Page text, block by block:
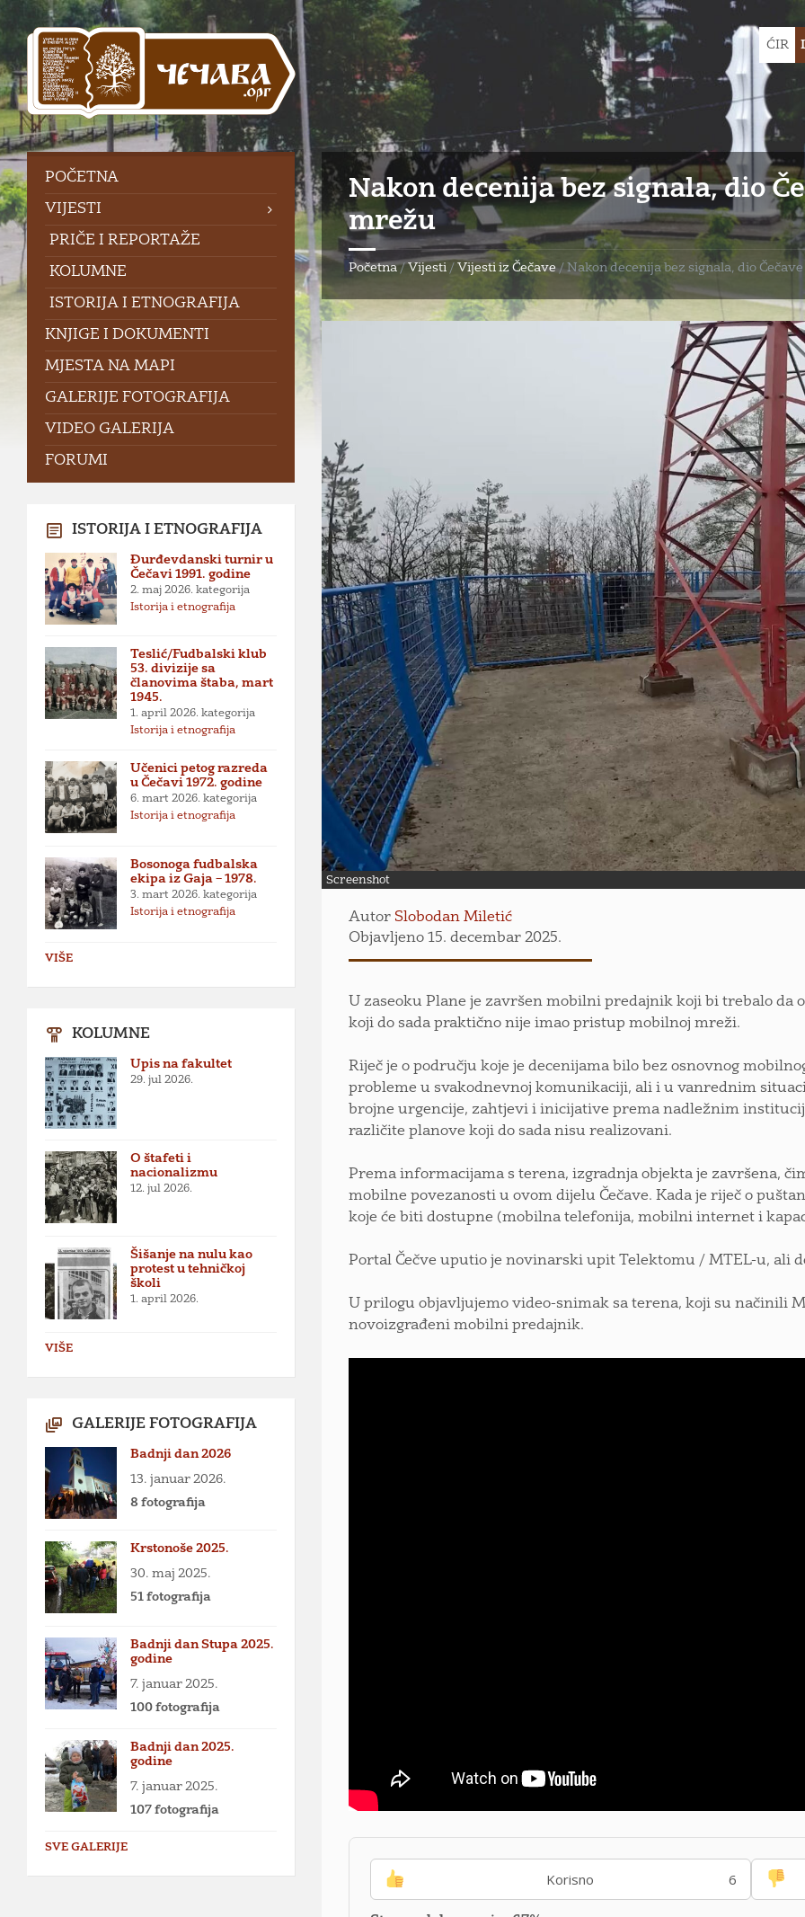
Skip
content
Skip
left
sidebar
Skip
footer
Choose
ĆIR
Nakon decenija bez signala, dio
mrežu
Početna/Vijesti /Vijesti iz Čečave/Nakon decenija bez signala, dio
Screenshot
Autor Slobodan Miletić
Objavljeno 15. decembar 2025.
U zaseoku Plane je završen mobilni predajnik koji bi trebalo da
koji do sada praktično nije imao pristup mobilnoj mreži.
Riječ je o području koje je decenijama bilo bez osnovnog
probleme u svakodnevnoj komunikaciji, ali i u vanrednim
brojne urgencije, zahtjevi i inicijative prema nadležnim
različite planove koji do sada nisu realizovani.
Prema informacijama s terena, izgradnja objekta je završena,
mobilne povezanosti u ovom dijelu Čečave. Kada je riječ o
koje će biti dostupne (mobilna telefonija, mobilni internet i
Portal Čečve uputio je novinarski upit Telektomu / MTEL-u, ali
U prilogu objavljujemo video-snimak sa terena, koji su načinili
novoizgrađeni mobilni predajnik.
Korisno 6
POČETNA
VIJESTI
PRIČE I REPORTAŽE
KOLUMNE
ISTORIJA I ETNOGRAFIJA
KNJIGE I DOKUMENTI
MJESTA NA MAPI
GALERIJE FOTOGRAFIJA
VIDEO GALERIJA
FORUMI
ISTORIJA I ETNOGRAFIJA
Đurđevdanski turnir u
Čečavi 1991. godine
2. maj 2026. kategorija
Istorija i etnografija
Teslić/Fudbalski klub
53. divizije sa
članovima štaba, mart
1945.
1. april 2026. kategorija
Istorija i etnografija
Učenici petog razreda
u Čečavi 1972. godine
6. mart 2026. kategorija
Istorija i etnografija
Bosonoga fudbalska
ekipa iz Gaja – 1978.
3. mart 2026. kategorija
Istorija i etnografija
VIŠE
KOLUMNE
Upis na fakultet
29. jul 2026.
O štafeti i
nacionalizmu
12. jul 2026.
Šišanje na nulu kao
protest u tehničkoj
školi
1. april 2026.
VIŠE
GALERIJE FOTOGRAFIJA
Badnji dan 2026
13. januar 2026.
8 fotografija
Krstonoše 2025.
30. maj 2025.
51 fotografija
Badnji dan Stupa 2025.
godine
7. januar 2025.
100 fotografija
Badnji dan 2025.
godine
7. januar 2025.
107 fotografija
SVE GALERIJE